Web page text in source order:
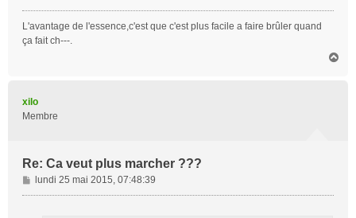
e
L'avantage de l'essence,c'est que c'est plus facile a faire brûler quand
ça fait ch---.
xilo
Membre
Re: Ca veut plus marcher ???
M
e
lundi 25 mai 2015, 07:48:39